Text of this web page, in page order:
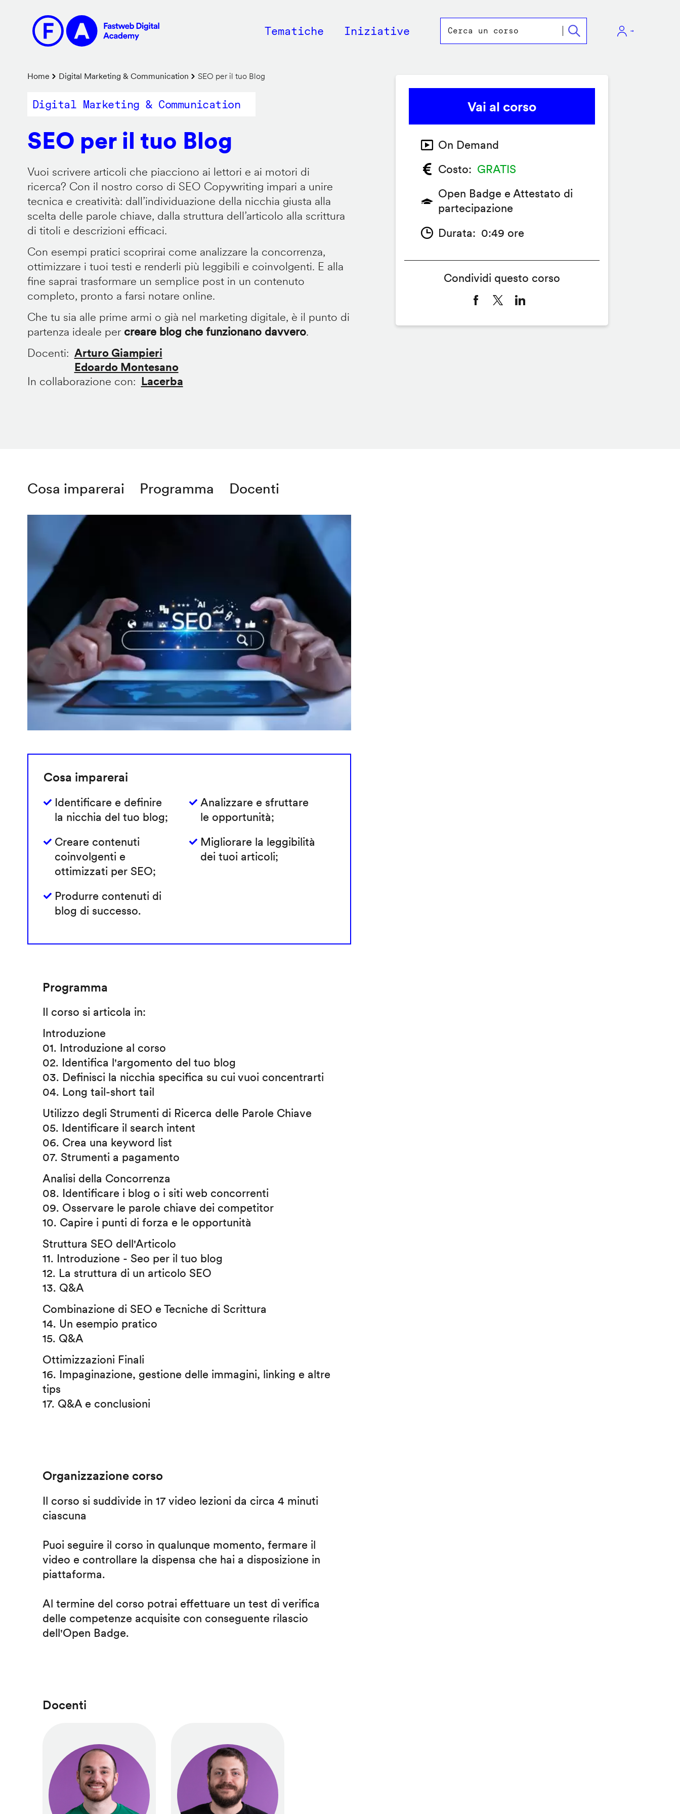
contenuto
principale
Main
Tematiche Iniziative
Briciole
di
Home Digital Marketing & Communication SEO per il tuo Blog
Digital Marketing & Communication
SEO per il tuo Blog
Vuoi scrivere articoli che piacciono ai lettori e ai motori di
ricerca? Con il nostro corso di SEO Copywriting impari a unire
tecnica e creatività: dall’individuazione della nicchia giusta alla
scelta delle parole chiave, dalla struttura dell’articolo alla scrittura
di titoli e descrizioni efficaci.
Con esempi pratici scoprirai come analizzare la concorrenza,
ottimizzare i tuoi testi e renderli più leggibili e coinvolgenti. E alla
fine saprai trasformare un semplice post in un contenuto
completo, pronto a farsi notare online.
Che tu sia alle prime armi o già nel marketing digitale, è il punto di
partenza ideale per creare blog che funzionano davvero.
Docenti
Arturo Giampieri
Edoardo Montesano
In collaborazione con
Lacerba
Cosa imparerai Programma Docenti
Cosa imparerai
Identificare e definire
la nicchia del tuo blog;
Analizzare e sfruttare
le opportunità;
Creare contenuti
coinvolgenti e
ottimizzati per SEO;
Migliorare la leggibilità
dei tuoi articoli;
Produrre contenuti di
blog di successo.
Programma
Il corso si articola in:
Introduzione
01. Introduzione al corso
02. Identifica l'argomento del tuo blog
03. Definisci la nicchia specifica su cui vuoi concentrarti
04. Long tail-short tail
Utilizzo degli Strumenti di Ricerca delle Parole Chiave
05. Identificare il search intent
06. Crea una keyword list
07. Strumenti a pagamento
Analisi della Concorrenza
08. Identificare i blog o i siti web concorrenti
09. Osservare le parole chiave dei competitor
10. Capire i punti di forza e le opportunità
Struttura SEO dell'Articolo
11. Introduzione - Seo per il tuo blog
12. La struttura di un articolo SEO
13. Q&A
Combinazione di SEO e Tecniche di Scrittura
14. Un esempio pratico
15. Q&A
Ottimizzazioni Finali
16. Impaginazione, gestione delle immagini, linking e altre
tips
17. Q&A e conclusioni
Organizzazione corso
Il corso si suddivide in 17 video lezioni da circa 4 minuti
ciascuna
Puoi seguire il corso in qualunque momento, fermare il
video e controllare la dispensa che hai a disposizione in
piattaforma.
Al termine del corso potrai effettuare un test di verifica
delle competenze acquisite con conseguente rilascio
dell'Open Badge.
Docenti
Vai al corso
On Demand
Costo
GRATIS
Open Badge e Attestato di
partecipazione
Durata
0:49 ore
Condividi questo corso